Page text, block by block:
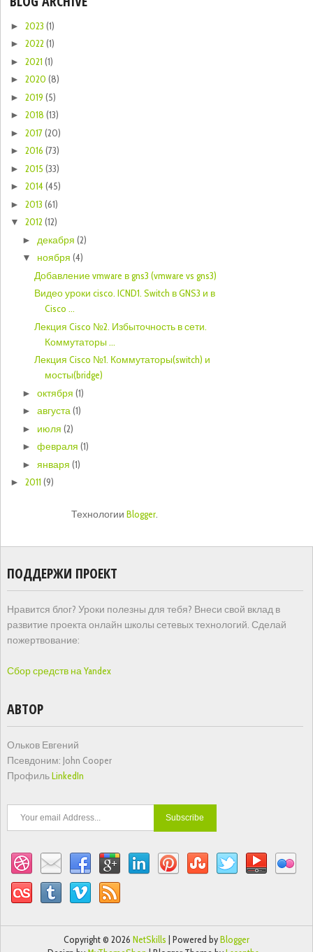
►2023(1)
►2022(1)
►2021(1)
►2020(8)
►2019(5)
►2018(13)
►2017(20)
►2016(73)
►2015(33)
►2014(45)
►2013(61)
▼2012(12)
► декабря(2)
▼ ноября(4)
Добавление vmware в gns3 (vmware vs gns3)
Видео уроки cisco. ICND1. Switch в GNS3 и в
Cisco ...
Лекция Cisco №2. Избыточность в сети.
Коммутаторы ...
Лекция Cisco №1. Коммутаторы(switch) и
мосты(bridge)
►октября(1)
►августа(1)
► июля(2)
►февраля(1)
►января(1)
►2011(9)
ТехнологииBlogger.
ПОДДЕРЖИ ПРОЕКТ
Нравится блог? Уроки полезны для тебя? Внеси свой вклад в
развитие проекта онлайн школы сетевых технологий. Сделай
пожертвование:
Сбор средств на Yandex
АВТОР
Ольков Евгений
Псевдоним: John Cooper
ПрофильLinkedIn
Copyright © 2026 NetSkills | Powered byBlogger